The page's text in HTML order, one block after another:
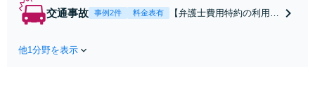
合意してしまう前にご
交通事故 事例2件 料金表有
【弁護士費用特約の利用＆
他1分野を表示